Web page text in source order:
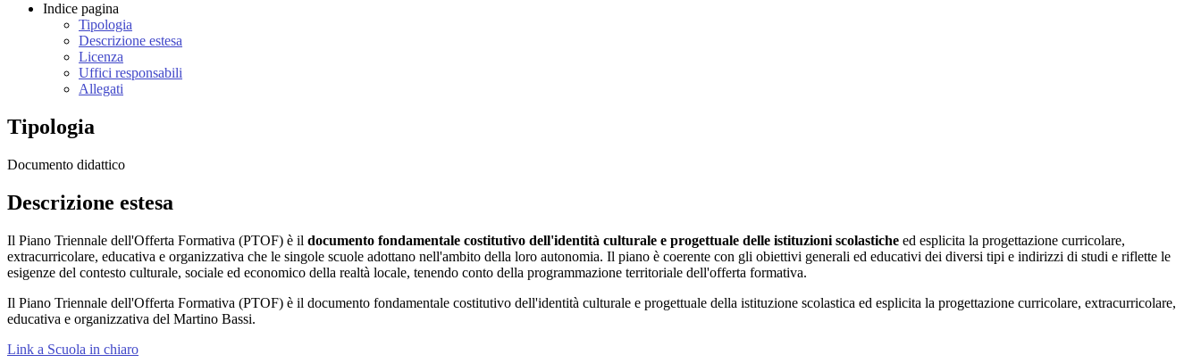
Indice pagina
Tipologia
Descrizione estesa
Licenza
Uffici responsabili
Allegati
Tipologia
Documento didattico
Descrizione estesa
Il Piano Triennale dell'Offerta Formativa (PTOF) è il documento fondamentale costitutivo dell'identità culturale e progettuale delle istituzioni scolastiche ed esplicita la progettazione curricolare,
extracurricolare, educativa e organizzativa che le singole scuole adottano nell'ambito della loro autonomia. Il piano è coerente con gli obiettivi generali ed educativi dei diversi tipi e indirizzi di studi e riflette le
esigenze del contesto culturale, sociale ed economico della realtà locale, tenendo conto della programmazione territoriale dell'offerta formativa.
Il Piano Triennale dell'Offerta Formativa (PTOF) è il documento fondamentale costitutivo dell'identità culturale e progettuale della istituzione scolastica ed esplicita la progettazione curricolare, extracurricolare,
educativa e organizzativa del Martino Bassi.
Link a Scuola in chiaro